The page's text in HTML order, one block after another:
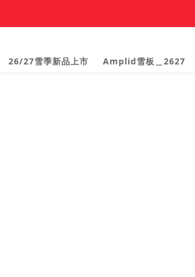
26/27雪季新品上市
Amplid雪板＿2627